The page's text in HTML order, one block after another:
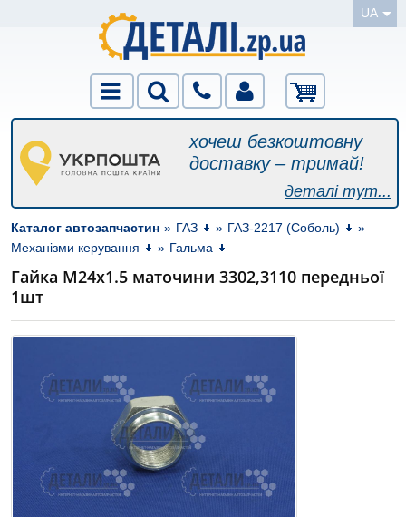
UA
хочеш безкоштовну
доставку – тримай!
деталі тут...
Каталог автозапчастин » ГАЗ » ГАЗ-2217 (Соболь)
»
Механізми керування
» Гальма
Гайка М24х1.5 маточини 3302,3110 передньої
1шт